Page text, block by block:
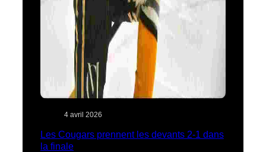
4 avril 2026
Les Cougars prennent les devants 2-1 dans
la finale